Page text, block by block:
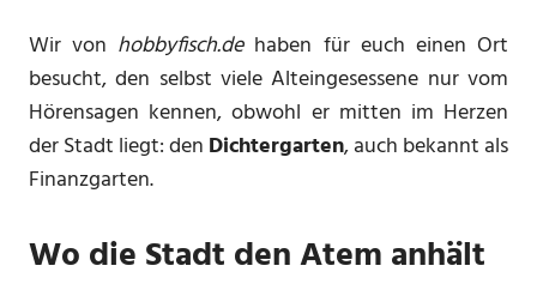
Wir von hobbyfisch.dehaben für euch einen Ort
besucht, den selbst viele Alteingesessene nur vom
Hörensagen kennen, obwohl er mitten im Herzen
der Stadt liegt: den Dichtergarten, auch bekannt als
Finanzgarten.
Wo die Stadt den Atem anhält